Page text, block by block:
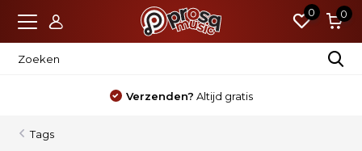
0 0
Verzenden? Altijd gratis
Tags